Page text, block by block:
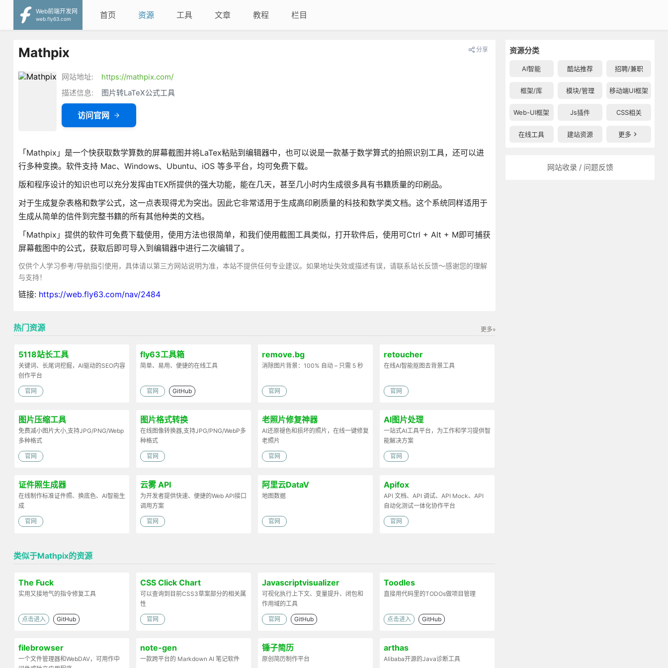
Web前端开发网
web.fly63.com
首页 资源 工具 文章 教程 栏目
资源分类
AI智能 酷站推荐 招聘/兼职
框架/库 模块/管理 移动端UI框架
Web-UI框架 Js插件 CSS相关
在线工具 建站资源 更多
网站收录 / 问题反馈
Mathpix 分享
网站地址:
https://mathpix.com/
描述信息:
图片转LaTeX公式工具
访问官网
「Mathpix」是一个快获取数学算数的屏幕截图并将LaTex粘贴到编辑器中，也可以说是一款基于数学算式的拍照识别工具，还可以进
行多种变换。软件支持 Mac、Windows、Ubuntu、iOS 等多平台，均可免费下载。
版和程序设计的知识也可以充分发挥由TEX所提供的强大功能，能在几天，甚至几小时内生成很多具有书籍质量的印刷品。
对于生成复杂表格和数学公式，这一点表现得尤为突出。因此它非常适用于生成高印刷质量的科技和数学类文档。这个系统同样适用于
生成从简单的信件到完整书籍的所有其他种类的文档。
「Mathpix」提供的软件可免费下载使用，使用方法也很简单，和我们使用截图工具类似，打开软件后，使用可Ctrl + Alt + M即可捕获
屏幕截图中的公式，获取后即可导入到编辑器中进行二次编辑了。
仅供个人学习参考/导航指引使用，具体请以第三方网站说明为准，本站不提供任何专业建议。如果地址失效或描述有误，请联系站长反馈～感谢您的理解
与支持！
链接: https://web.fly63.com/nav/2484
更多»
热门资源
5118站长工具
关键词、长尾词挖掘，AI驱动的SEO内容
创作平台
官网
fly63工具箱
简单、易用、便捷的在线工具
官网 GitHub
remove.bg
消除图片背景：100% 自动 – 只需 5 秒
官网
retoucher
在线AI智能抠图去背景工具
官网
图片压缩工具
免费减小图片大小,支持JPG/PNG/Webp
多种格式
官网
图片格式转换
在线图像转换器,支持JPG/PNG/WebP多
种格式
官网
老照片修复神器
AI还原褪色和损坏的照片，在线一键修复
老照片
官网
AI图片处理
一站式AI工具平台，为工作和学习提供智
能解决方案
官网
证件照生成器
在线制作标准证件照、换底色、AI智能生
成
官网
云雾 API
为开发者提供快速、便捷的Web API接口
调用方案
官网
阿里云DataV
地图数据
官网
Apifox
API 文档、API 调试、API Mock、API
自动化测试一体化协作平台
官网
类似于Mathpix的资源
The Fuck
实用又接地气的指令修复工具
点击进入 GitHub
CSS Click Chart
可以查询到目前CSS3草案部分的相关属
性
官网
Javascriptvisualizer
可视化执行上下文、变量提升、闭包和
作用域的工具
官网 GitHub
Toodles
直接用代码里的TODOs做项目管理
点击进入 GitHub
filebrowser
一个文件管理器和WebDAV，可用作中
note-gen
一款跨平台的 Markdown AI 笔记软件
锤子简历
原创简历制作平台
arthas
Alibaba开源的Java诊断工具